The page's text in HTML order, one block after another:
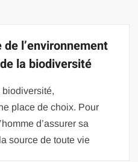
l’environnement
la biodiversité
place de choix. Pour
d’assurer sa
source de toute vie